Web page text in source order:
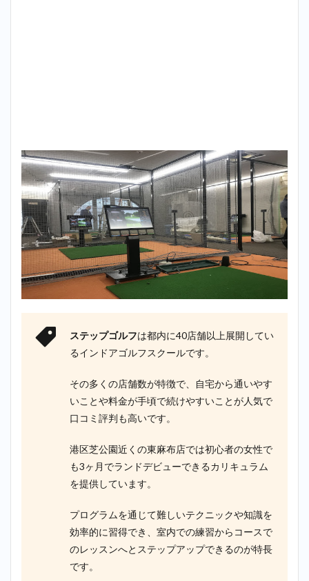
ステップゴルフは都内に40店舗以上展開してい
るインドアゴルフスクールです。
その多くの店舗数が特徴で、自宅から通いやす
いことや料金が手頃で続けやすいことが人気で
口コミ評判も高いです。
港区芝公園近くの東麻布店では初心者の女性で
も3ヶ月でランドデビューできるカリキュラム
を提供しています。
プログラムを通じて難しいテクニックや知識を
効率的に習得でき、室内での練習からコースで
のレッスンへとステップアップできるのが特長
です。